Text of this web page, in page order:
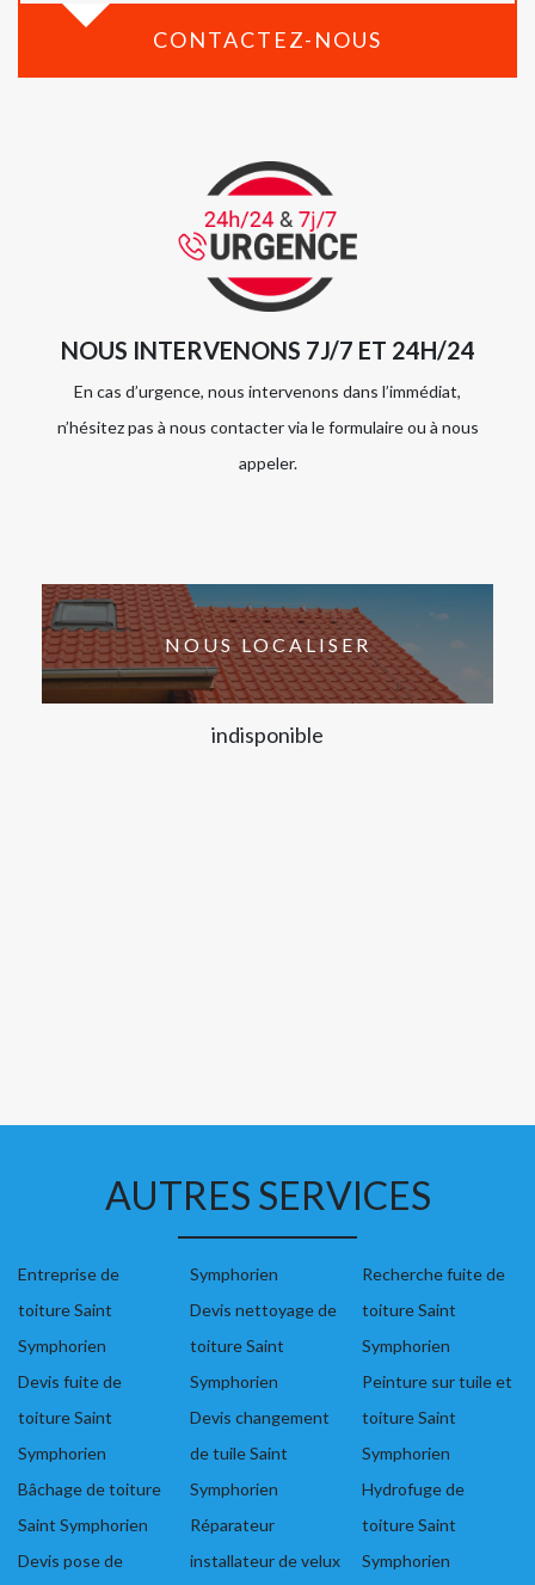
CONTACTEZ-NOUS
NOUS INTERVENONS 7J/7 ET 24H/24
En cas d’urgence, nous intervenons dans l’immédiat,
n’hésitez pas à nous contacter via le formulaire ou à nous
appeler.
NOUS LOCALISER
indisponible
AUTRES SERVICES
Entreprise de
toiture Saint
Symphorien
Devis fuite de
toiture Saint
Symphorien
Bâchage de toiture
Saint Symphorien
Devis pose de
Symphorien
Devis nettoyage de
toiture Saint
Symphorien
Devis changement
de tuile Saint
Symphorien
Réparateur
installateur de velux
Recherche fuite de
toiture Saint
Symphorien
Peinture sur tuile et
toiture Saint
Symphorien
Hydrofuge de
toiture Saint
Symphorien